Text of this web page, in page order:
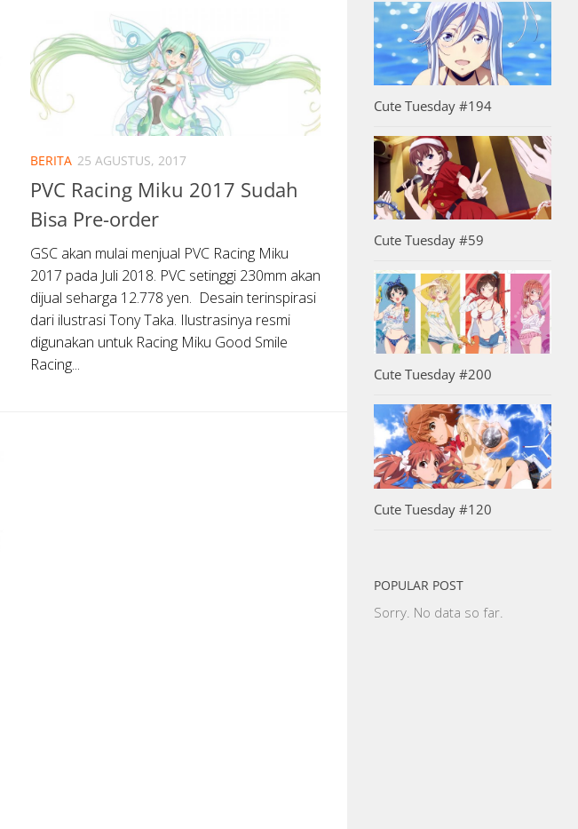
BERITA 25 AGUSTUS, 2017
PVC Racing Miku 2017 Sudah
Bisa Pre-order
GSC akan mulai menjual PVC Racing Miku
2017 pada Juli 2018. PVC setinggi 230mm akan
dijual seharga 12.778 yen. Desain terinspirasi
dari ilustrasi Tony Taka. Ilustrasinya resmi
digunakan untuk Racing Miku Good Smile
Racing...
Cute Tuesday #194
Cute Tuesday #59
Cute Tuesday #200
Cute Tuesday #120
POPULAR POST
Sorry. No data so far.